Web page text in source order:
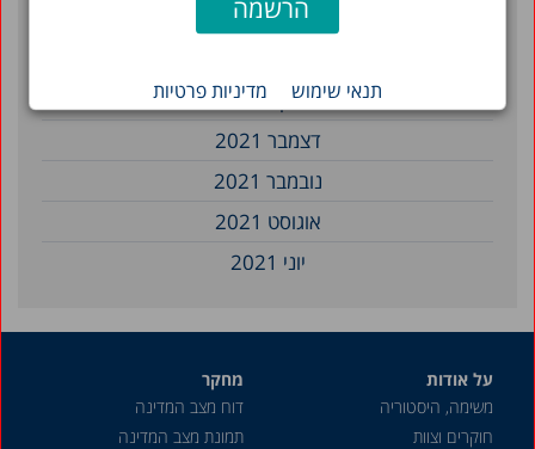
תנאי שימוש מדיניות פרטיות
פברואר 2023
מרץ 2022
דצמבר 2021
נובמבר 2021
אוגוסט 2021
יוני 2021
על אודות
משימה, היסטוריה
חוקרים וצוות
מחקר
דוח מצב המדינה
תמונת מצב המדינה